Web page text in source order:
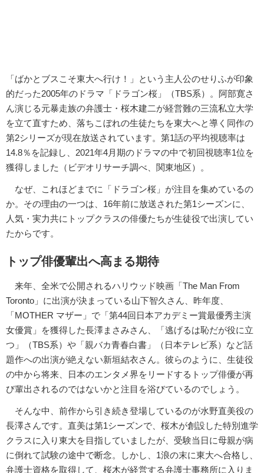
「ばかとブスこそ東大へ行け！」という主人公のせりふが印象
的だった2005年のドラマ「ドラゴン桜」（TBS系）。阿部寛さ
ん演じる元暴走族の弁護士・桜木建二が経営難の三流私立大学
を立て直すため、落ちこぼれの生徒たちを東大へと導く同作の
第2シリーズが現在放送されています。第1話の平均視聴率は
14.8％を記録し、2021年4月期のドラマの中で初回視聴率1位を
獲得しました（ビデオリサーチ調べ、関東地区）。
なぜ、これほどまでに「ドラゴン桜」が注目を集めているの
か。その理由の一つは、16年前に放送された第1シーズンに、
人気・実力共にトップクラスの俳優たちが生徒役で出演してい
たからです。
トップ俳優輩出へ高まる期待
来年、全米で公開されるハリウッド映画「The Man From
Toronto」に出演が決まっている山下智久さん、昨年度、
「MOTHER マザー」で「第44回日本アカデミー賞最優秀主演
女優賞」を獲得した長澤まさみさん、「逃げるは恥だが役に立
つ」（TBS系）や「親バカ青春白書」（日本テレビ系）など話
題作への出演が絶えない新垣結衣さん。彼らのように、生徒役
の中から将来、日本のエンタメ界をリードするトップ俳優が再
び輩出されるのではないかと注目を浴びているのでしょう。
そんな中、前作から引き続き登場しているのが水野直美役の
長澤さんです。直美は第1シーズンで、桜木が創設した特別進学
クラスに入り東大を目指していましたが、受験当日に母親が病
に倒れて試験の途中で断念。しかし、1浪の末に東大へ合格し、
弁護士資格を取得して、桜木が経営する弁護士事務所に入りま